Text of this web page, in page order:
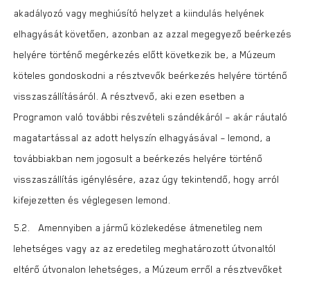
akadályozó vagy meghiúsító helyzet a kiindulás helyének
elhagyását követően, azonban az azzal megegyező beérkezés
helyére történő megérkezés előtt következik be, a Múzeum
köteles gondoskodni a résztvevők beérkezés helyére történő
visszaszállításáról. A résztvevő, aki ezen esetben a
Programon való további részvételi szándékáról – akár ráutaló
magatartással az adott helyszín elhagyásával – lemond, a
továbbiakban nem jogosult a beérkezés helyére történő
visszaszállítás igénylésére, azaz úgy tekintendő, hogy arról
kifejezetten és véglegesen lemond.
5.2. Amennyiben a jármű közlekedése átmenetileg nem
lehetséges vagy az az eredetileg meghatározott útvonaltól
eltérő útvonalon lehetséges, a Múzeum erről a résztvevőket